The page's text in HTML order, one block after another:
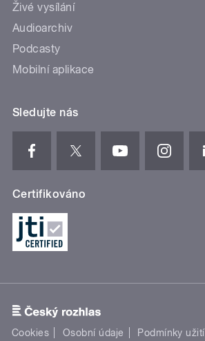
Živé vysílání
Audioarchiv
Podcasty
Mobilní aplikace
Sledujte nás
Certifikováno
Cookies Osobní údaje Podmínky užití